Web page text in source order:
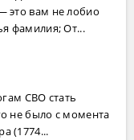
это вам не лобио
фамилия; От...
СВО стать
не было с момента
(1774...